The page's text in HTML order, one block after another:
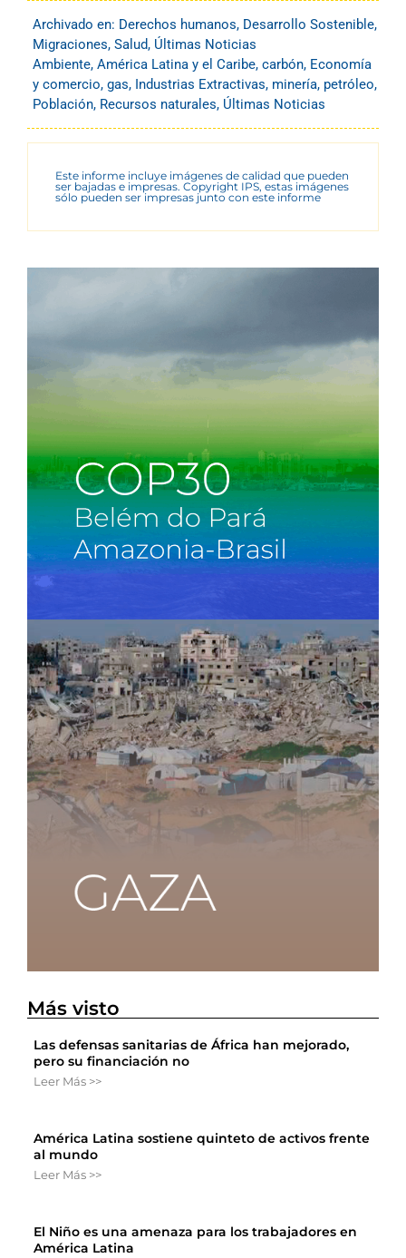
Archivado en: Derechos humanos, Desarrollo Sostenible,
Migraciones, Salud, Últimas Noticias
Ambiente, América Latina y el Caribe, carbón, Economía
y comercio, gas, Industrias Extractivas, minería, petróleo,
Población, Recursos naturales, Últimas Noticias
Este informe incluye imágenes de calidad que pueden
ser bajadas e impresas. Copyright IPS, estas imágenes
sólo pueden ser impresas junto con este informe
Más visto
Las defensas sanitarias de África han mejorado,
pero su financiación no
Leer Más >>
América Latina sostiene quinteto de activos frente
al mundo
Leer Más >>
El Niño es una amenaza para los trabajadores en
América Latina